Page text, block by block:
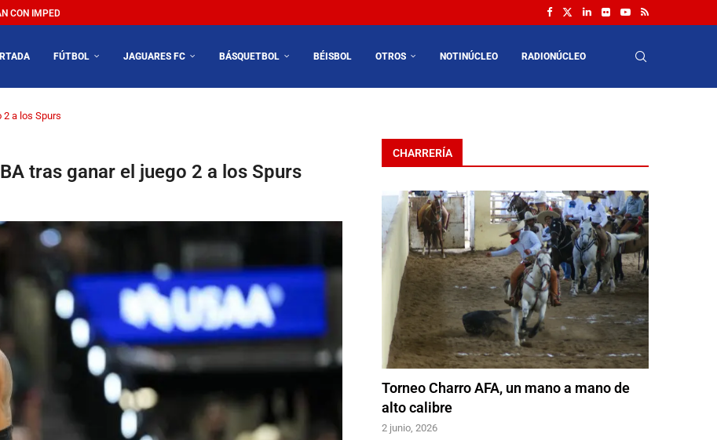
CON IMPEDIR EL MÉXICO VS SUDÁFRICA...
FÚTBOL JAGUARES FC BÁSQUETBOL BÉISBOL OTROS NOTINÚCLEO RADIONÚCLEO
2 a los Spurs
tras ganar el juego 2 a los Spurs
CHARRERÍA
Torneo Charro AFA, un mano a mano de
alto calibre
2 junio, 2026